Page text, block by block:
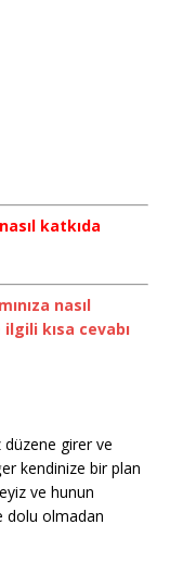
katkıda
nasıl
kısa cevabı
düzene girer ve
kendinize bir plan
ve hunun
dolu olmadan